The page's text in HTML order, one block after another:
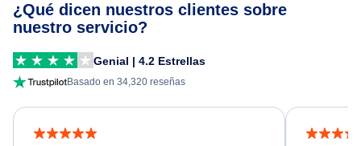
¿Qué dicen nuestros clientes sobre
nuestro servicio?
Genial | 4.2 Estrellas
Basado en 34,320 reseñas